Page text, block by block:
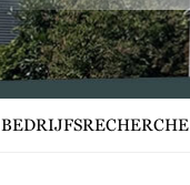
BEDRIJFSRECHERCHE